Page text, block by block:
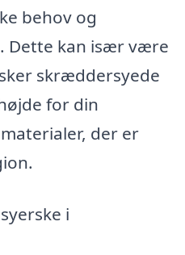
behov og
Dette kan især være
skræddersyede
for din
der er
i